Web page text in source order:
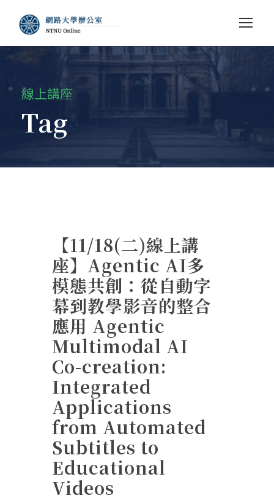
線上講座
Tag
【11/18(二)線上講
座】Agentic AI多
模態共創：從自動字
幕到教學影音的整合
應用 Agentic
Multimodal AI
Co-creation:
Integrated
Applications
from Automated
Subtitles to
Educational
Videos